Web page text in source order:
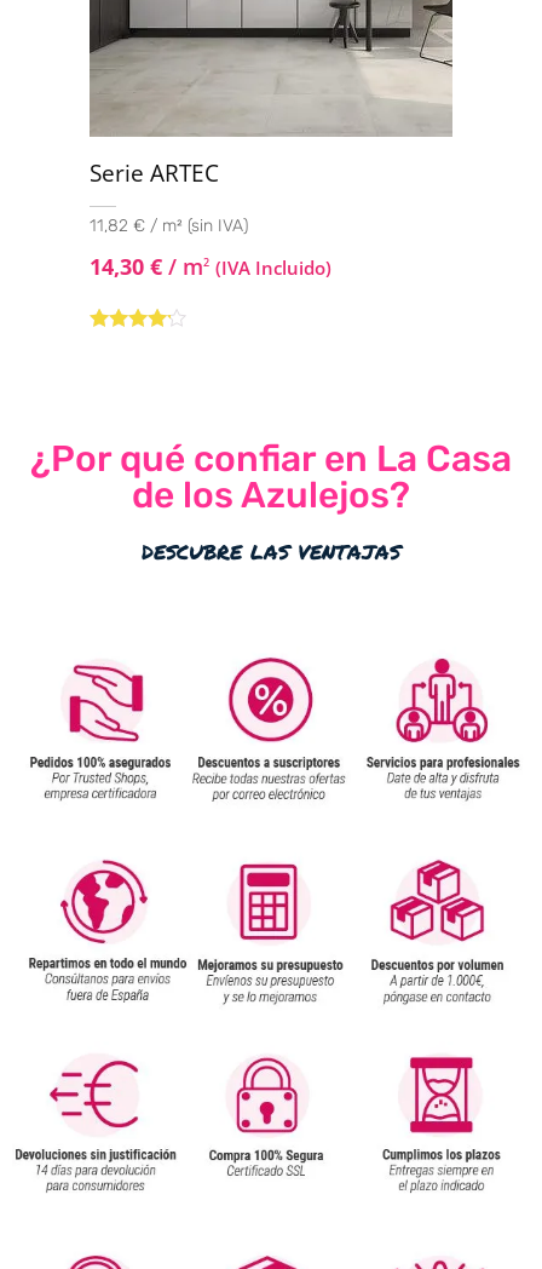
Serie ARTEC
11,82 € / m² (sin IVA)
14,30 € / m2 (IVA Incluido)
¿Por qué confiar en La Casa
de los Azulejos?
descubre las ventajas